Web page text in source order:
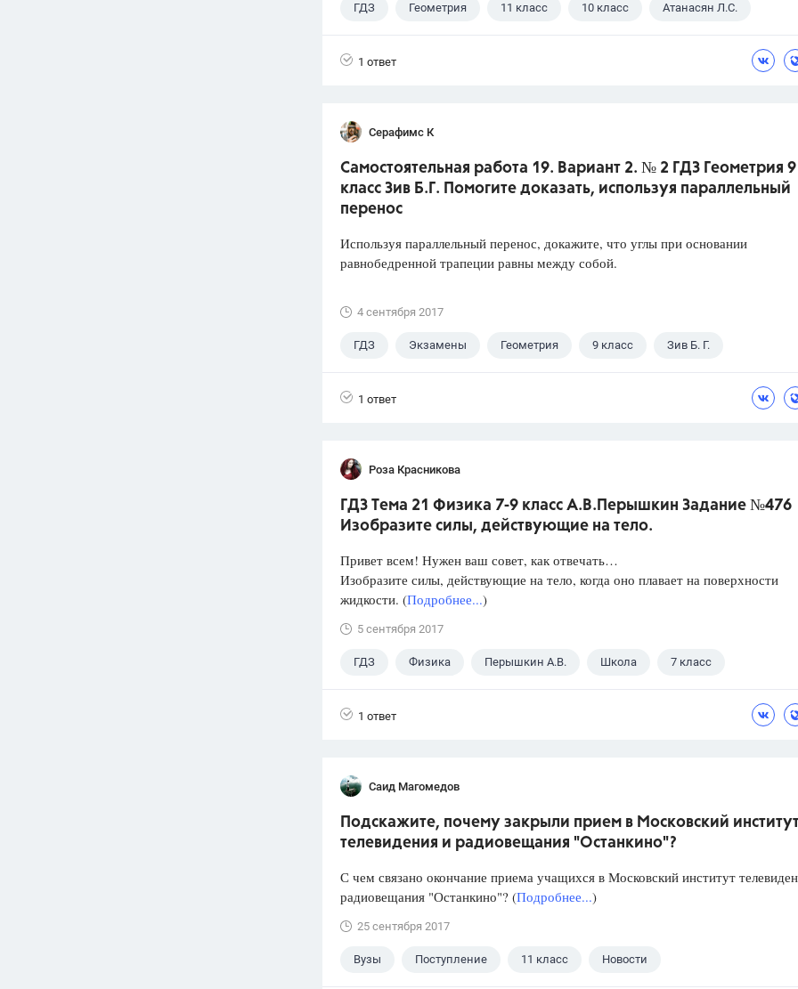
ГДЗ Геометрия 11 класс 10 класс Атанасян Л.С.
1 ответ
Серафимс К
Самостоятельная работа 19. Вариант 2. № 2 ГДЗ Геометрия 9
класс Зив Б.Г. Помогите доказать, используя параллельный
перенос
Используя параллельный перенос, докажите, что углы при основании
равнобедренной трапеции равны между собой.
4 сентября 2017
ГДЗ Экзамены Геометрия 9 класс Зив Б. Г.
1 ответ
Роза Красникова
ГДЗ Тема 21 Физика 7-9 класс А.В.Перышкин Задание №476
Изобразите силы, действующие на тело.
Привет всем! Нужен ваш совет, как отвечать…
Изобразите силы, действующие на тело, когда оно плавает на поверхности
жидкости. (Подробнее...)
5 сентября 2017
ГДЗ Физика Перышкин А.В. Школа 7 класс
1 ответ
Саид Магомедов
Подскажите, почему закрыли прием в Московский
телевидения и радиовещания "Останкино"?
С чем связано окончание приема учащихся в Московский институт
радиовещания "Останкино"? (Подробнее...)
25 сентября 2017
Вузы Поступление 11 класс Новости